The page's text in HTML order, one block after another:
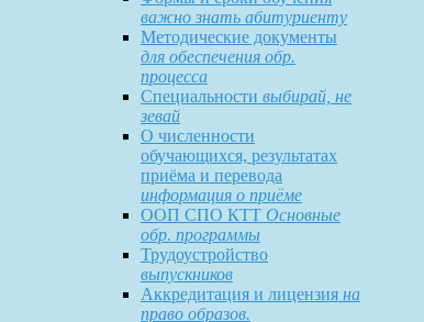
важно знать абитуриенту
Методические документы
для обеспечения обр.
процесса
Специальности выбирай, не
зевай
О численности
обучающихся, результатах
приёма и перевода
информация о приёме
ООП СПО КТТ Основные
обр. программы
Трудоустройство
выпускников
Аккредитация и лицензия на
право образов.